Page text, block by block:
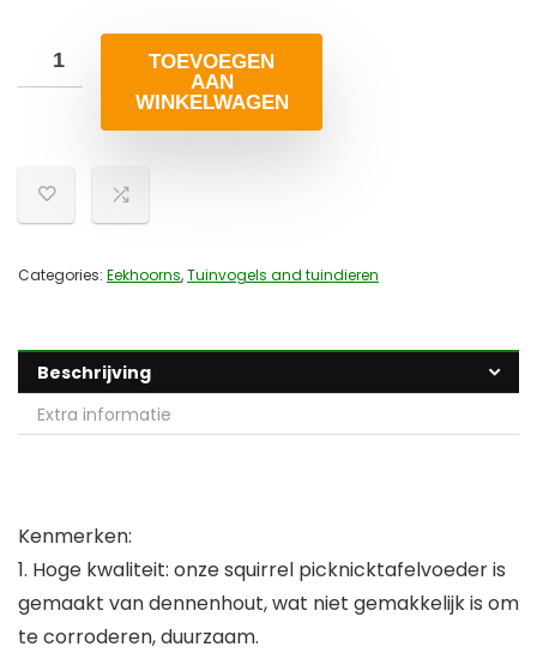
TOEVOEGEN
AAN
WINKELWAGEN
Categories: Eekhoorns,Tuinvogels and tuindieren
Beschrijving
Extra informatie
Kenmerken:
1. Hoge kwaliteit: onze squirrel picknicktafelvoeder is
gemaakt van dennenhout, wat niet gemakkelijk is om
te corroderen, duurzaam.